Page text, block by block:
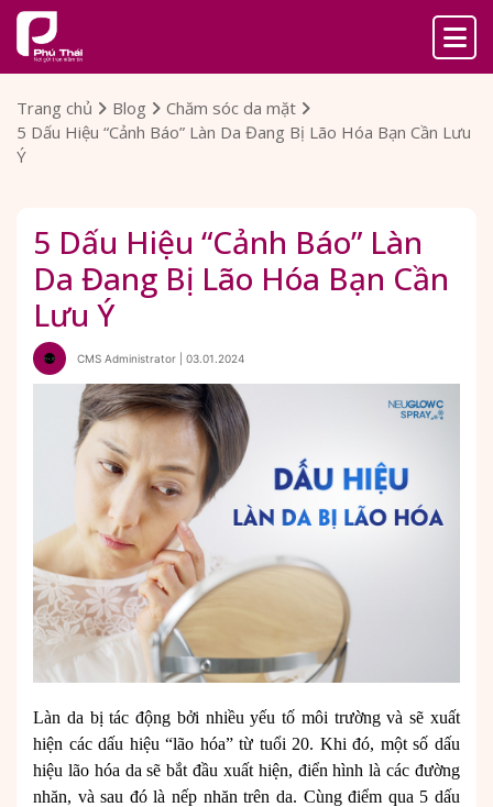
Trang chủ Blog
Chăm sóc da mặt
5 Dấu Hiệu “Cảnh Báo” Làn Da Đang Bị Lão Hóa Bạn Cần Lưu
Ý
5 Dấu Hiệu “Cảnh Báo” Làn
Da Đang Bị Lão Hóa Bạn Cần
Lưu Ý
CMS Administrator | 03.01.2024
Làn da bị tác động bởi nhiều yếu tố môi trường và sẽ xuất
hiện các dấu hiệu “lão hóa” từ tuổi 20. Khi đó, một số dấu
hiệu lão hóa da sẽ bắt đầu xuất hiện, điển hình là các đường
nhăn, và sau đó là nếp nhăn trên da. Cùng điểm qua 5 dấu